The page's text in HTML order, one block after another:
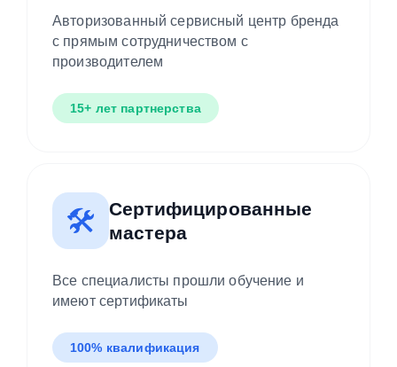
Авторизованный сервисный центр бренда
с прямым сотрудничеством с
производителем
15+ лет партнерства
🛠️
Сертифицированные
мастера
Все специалисты прошли обучение и
имеют сертификаты
100% квалификация